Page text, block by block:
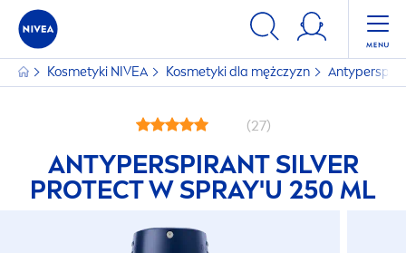
Kosmetyki NIVEA Kosmetyki dla mężczyzn
(27)
ANTYPERSPIRANT SILVER
PROTECTW SPRAY'U 250 ML